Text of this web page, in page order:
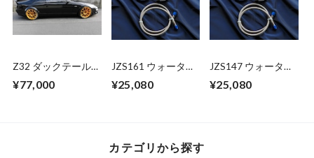
Z32 ダックテールス
¥77,000
JZS161 ウォーター
¥25,080
JZS147 ウォーター
¥25,080
カテゴリから探す